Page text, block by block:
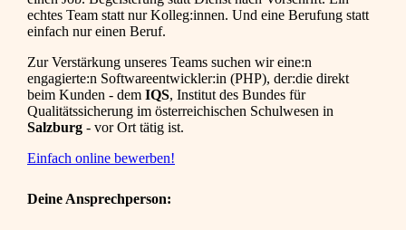
echtes Team statt nur Kolleg:innen. Und eine Berufung statt
einfach nur einen Beruf.
Zur Verstärkung unseres Teams suchen wir eine:n
engagierte:n Softwareentwickler:in (PHP), der:die direkt
beim Kunden - dem IQS, Institut des Bundes für
Qualitätssicherung im österreichischen Schulwesen in
Salzburg - vor Ort tätig ist.
Einfach online bewerben!
Deine Ansprechperson: